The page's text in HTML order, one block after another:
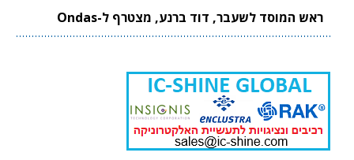
ראש המוסד לשעבר, דוד ברנע, מצטרף ל-Ondas